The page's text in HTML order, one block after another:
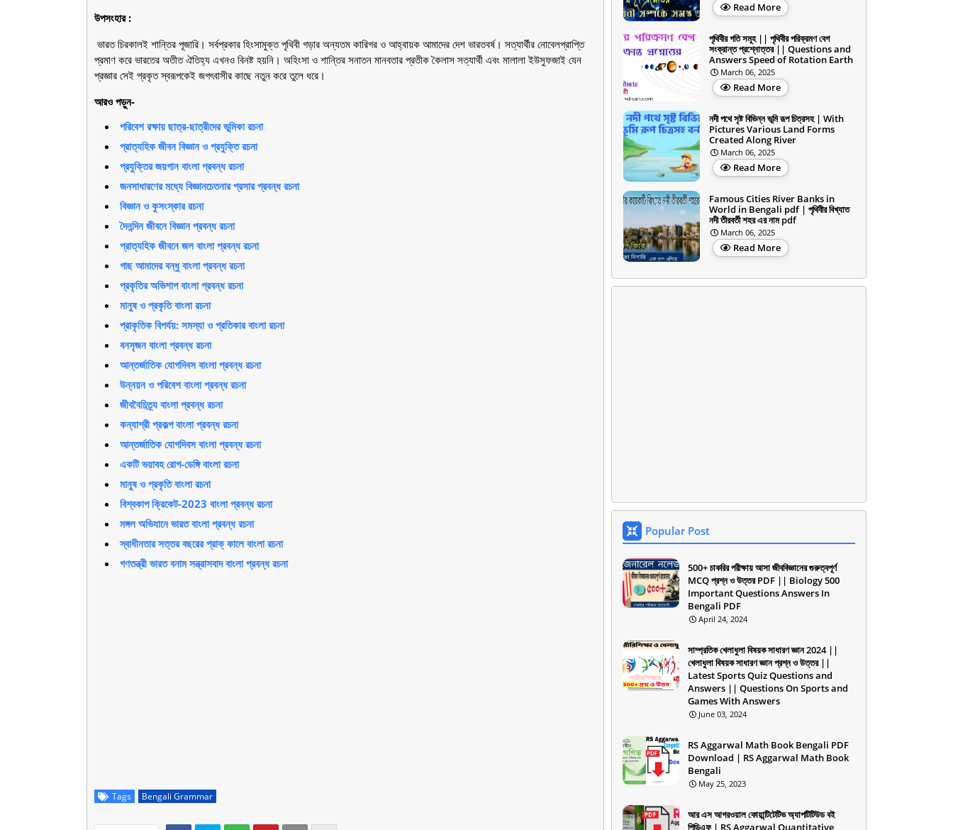
উপসংহার :
ভারত চিরকালই শান্তির পূজারি। সর্বপ্রকার হিংসামুক্ত পৃথিবী গড়ার অন্যতম কারিগর ও আহ্বায়ক আমাদের দেশ ভারতবর্ষ। সত্যার্থীর নোবেলপ্রাপ্তি
প্রমাণ করে ভারতের অতীত ঐতিহ্য এখনও বিনষ্ট হয়নি। অহিংসা ও শান্তির সনাতন মানবতার প্রতীক কৈলাস সত্যার্থী এবং মালালা ইউসুফজাই যেন
প্রজ্ঞার সেই প্রকৃত স্বরূপকেই জগৎবাসীর কাছে নতুন করে তুলে ধরে।
আরও পড়ুন-
পরিবেশ রক্ষায় ছাত্র-ছাত্রীদের ভূমিকা রচনা
প্রাত্যহিক জীবন বিজ্ঞান ও প্রযুক্তি রচনা
প্রযুক্তির জয়গান বাংলা প্রবন্ধ রচনা
জনসাধারণের মধ্যে বিজ্ঞানচেতনার প্রসার প্রবন্ধ রচনা
বিজ্ঞান ও কুসংস্কার রচনা
দৈনন্দিন জীবনে বিজ্ঞান প্রবন্ধ রচনা
প্রাত্যহিক জীবনে জল বাংলা প্রবন্ধ রচনা
গাছ আমাদের বন্ধু বাংলা প্রবন্ধ রচনা
প্রকৃতির অভিশাপ বাংলা প্রবন্ধ রচনা
মানুষ ও প্রকৃতি বাংলা রচনা
প্রাকৃতিক বিপর্যয়: সমস্যা ও প্রতিকার বাংলা রচনা
বনসৃজন বাংলা প্রবন্ধ রচনা
আন্তর্জাতিক যোগদিবস বাংলা প্রবন্ধ রচনা
উন্নয়ন ও পরিবেশ বাংলা প্রবন্ধ রচনা
জীববৈচিত্র্য বাংলা প্রবন্ধ রচনা
কন্যাশ্রী প্রকল্প বাংলা প্রবন্ধ রচনা
আন্তর্জাতিক যোগদিবস বাংলা প্রবন্ধ রচনা
একটি ভয়াবহ রোগ-ডেঙ্গি বাংলা রচনা
মানুষ ও প্রকৃতি বাংলা রচনা
বিশ্বকাপ ক্রিকেট-2023 বাংলা প্রবন্ধ রচনা
মঙ্গল অভিযানে ভারত বাংলা প্রবন্ধ রচনা
স্বাধীনতার সত্তর বছরের প্রাক্ কালে বাংলা রচনা
গণতন্ত্রী ভারত বনাম সন্ত্রাসবাদ বাংলা প্রবন্ধ রচনা
Tags Bengali Grammar
Read More
পৃথিবীর গতি সমূহ || পৃথিবীর পরিক্রমণ বেগ
সংক্রান্ত প্রশ্নোত্তর || Questions and
Answers Speed of Rotation Earth
March 06, 2025
Read More
নদী পথে সৃষ্ট বিভিন্ন ভূমি রূপ চিত্রসহ | With
Pictures Various Land Forms
Created Along River
March 06, 2025
Read More
Famous Cities River Banks in
World in Bengali pdf | পৃথিবীর বিখ্যাত
নদী তীরবর্তী শহর এর নাম pdf
March 06, 2025
Read More
Popular Post
500+ চাকরির পরীক্ষায় আসা জীববিজ্ঞানের গুরুত্বপূর্ণ
MCQ প্রশ্ন ও উত্তর PDF || Biology 500
Important Questions Answers In
Bengali PDF
April 24, 2024
সাম্প্রতিক খেলাধুলা বিষয়ক সাধারণ জ্ঞান 2024 ||
খেলাধুলা বিষয়ক সাধারণ জ্ঞান প্রশ্ন ও উত্তর ||
Latest Sports Quiz Questions and
Answers || Questions On Sports and
Games With Answers
June 03, 2024
RS Aggarwal Math Book Bengali PDF
Download | RS Aggarwal Math Book
Bengali
May 25, 2023
আর এস আগরওয়াল কোয়ান্টিটেটিভ অ্যাপটিটিউড বই
পিডিএফ | RS Aggarwal Quantitative